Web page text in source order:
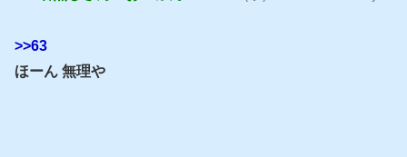
>>63
ほーん 無理や